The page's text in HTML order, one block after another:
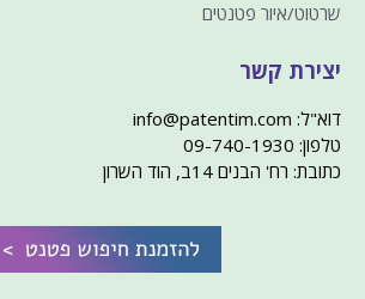
שרטוט/איור פטנטים
יצירת קשר
דוא"ל: info@patentim.com
טלפון: 09-740-1930
כתובת: רח' הבנים 14ב, הוד השרון